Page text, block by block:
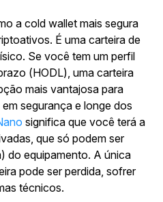
a cold wallet mais segura
É uma carteira de
Se você tem um perfil
(HODL), uma carteira
mais vantajosa para
segurança e longe dos
significa que você terá a
que só podem ser
do equipamento. A única
pode ser perdida, sofrer
técnicos.